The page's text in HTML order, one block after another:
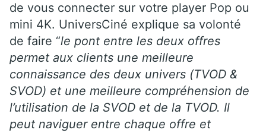
de vous connecter sur votre player Pop ou
mini 4K. UniversCiné explique sa volonté
de faire “le pont entre les deux offres
permet aux clients une meilleure
connaissance des deux univers (TVOD &
SVOD) et une meilleure compréhension de
l’utilisation de la SVOD et de la TVOD. Il
peut naviguer entre chaque offre et